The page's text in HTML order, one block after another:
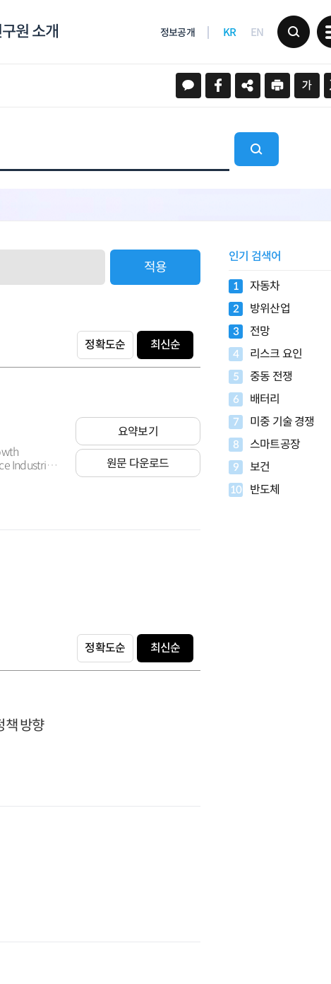
원 소개 정보공개 KR EN
적용
정확도순 최신순
Industries
요약보기
원문 다운로드
정확도순 최신순
책 방향
인기 검색어
1 자동차
2 방위산업
3 전망
4 리스크 요인
5 중동 전쟁
6 배터리
7 미중 기술 경쟁
8 스마트공장
9 보건
10 반도체